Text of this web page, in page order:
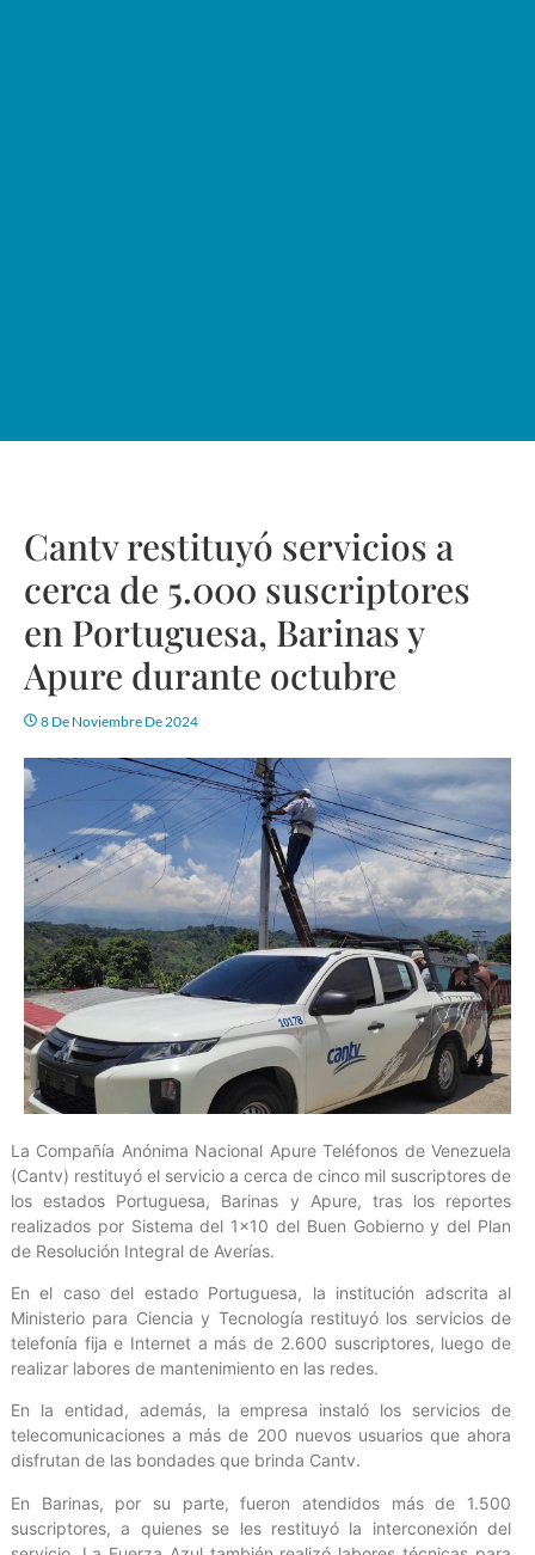
Cantv restituyó servicios a
cerca de 5.000 suscriptores
en Portuguesa, Barinas y
Apure durante octubre
8 De Noviembre De 2024
La Compañía Anónima Nacional Apure Teléfonos de Venezuela
(Cantv) restituyó el servicio a cerca de cinco mil suscriptores de
los estados Portuguesa, Barinas y Apure, tras los reportes
realizados por Sistema del 1×10 del Buen Gobierno y del Plan
de Resolución Integral de Averías.
En el caso del estado Portuguesa, la institución adscrita al
Ministerio para Ciencia y Tecnología restituyó los servicios de
telefonía fija e Internet a más de 2.600 suscriptores, luego de
realizar labores de mantenimiento en las redes.
En la entidad, además, la empresa instaló los servicios de
telecomunicaciones a más de 200 nuevos usuarios que ahora
disfrutan de las bondades que brinda Cantv.
En Barinas, por su parte, fueron atendidos más de 1.500
suscriptores, a quienes se les restituyó la interconexión del